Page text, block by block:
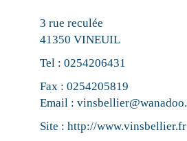
3 rue reculée
41350 VINEUIL
Tel : 0254206431
Fax : 0254205819
Email :
Site : http://www.vinsbellier.fr